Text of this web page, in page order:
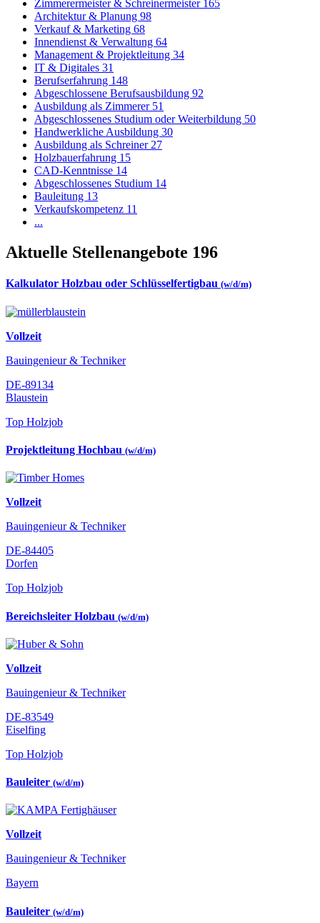
Zimmerermeister & Schreinermeister 165
Architektur & Planung 98
Verkauf & Marketing 68
Innendienst & Verwaltung 64
Management & Projektleitung 34
IT & Digitales 31
Berufserfahrung 148
Abgeschlossene Berufsausbildung 92
Ausbildung als Zimmerer 51
Abgeschlossenes Studium oder Weiterbildung 50
Handwerkliche Ausbildung 30
Ausbildung als Schreiner 27
Holzbauerfahrung 15
CAD-Kenntnisse 14
Abgeschlossenes Studium 14
Bauleitung 13
Verkaufskompetenz 11
...
Aktuelle Stellenangebote 196
Kalkulator Holzbau oder Schlüsselfertigbau (w/d/m)
Vollzeit
Bauingenieur & Techniker
DE-89134
Blaustein
Top Holzjob
Projektleitung Hochbau (w/d/m)
Vollzeit
Bauingenieur & Techniker
DE-84405
Dorfen
Top Holzjob
Bereichsleiter Holzbau (w/d/m)
Vollzeit
Bauingenieur & Techniker
DE-83549
Eiselfing
Top Holzjob
Bauleiter (w/d/m)
Vollzeit
Bauingenieur & Techniker
Bayern
Bauleiter (w/d/m)